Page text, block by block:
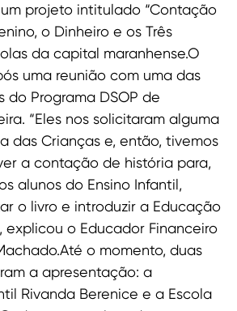
projeto intitulado “Contação
o Dinheiro e os Três
da capital maranhense.O
uma reunião com uma das
Programa DSOP de
“Eles nos solicitaram alguma
das Crianças e, então, tivemos
a contação de história para,
alunos do Ensino Infantil,
o livro e introduzir a Educação
explicou o Educador Financeiro
o momento, duas
a apresentação: a
Rivanda Berenice e a Escola